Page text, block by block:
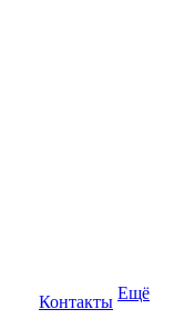
Контакты Ещё